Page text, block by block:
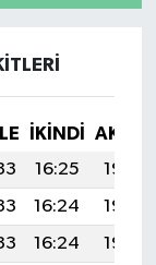
İKINDI
16:25
19:46
16:24
19:45
16:24
19:44